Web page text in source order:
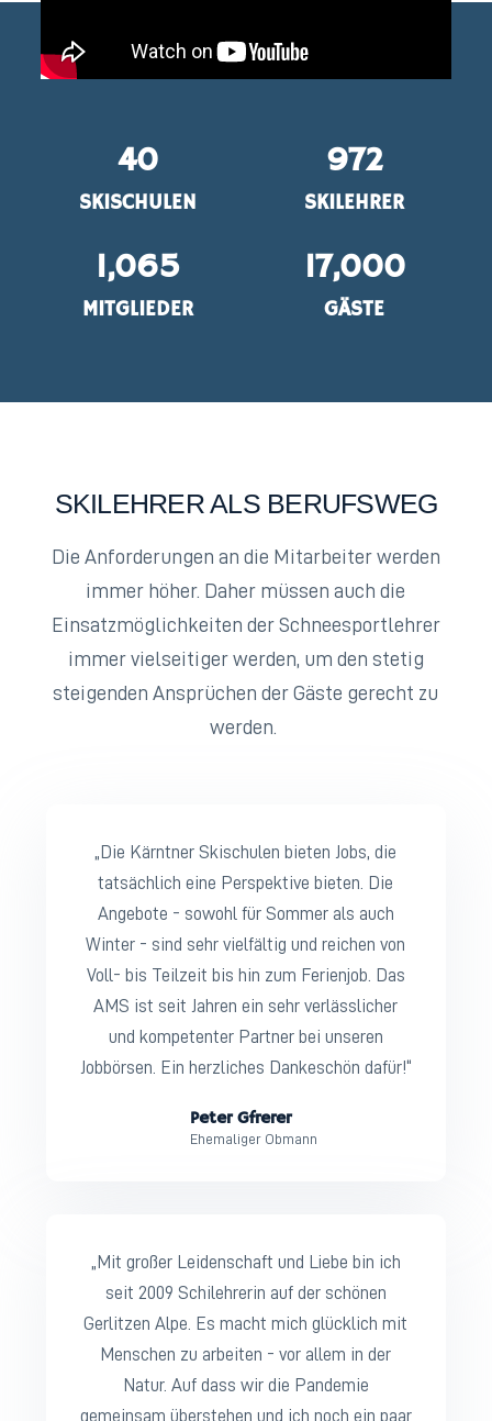
40
SKISCHULEN
972
SKILEHRER
1,065
MITGLIEDER
17,000
GÄSTE
SKILEHRER ALS BERUFSWEG
Die Anforderungen an die Mitarbeiter werden
immer höher. Daher müssen auch die
Einsatzmöglichkeiten der Schneesportlehrer
immer vielseitiger werden, um den stetig
steigenden Ansprüchen der Gäste gerecht zu
werden.
„Die Kärntner Skischulen bieten Jobs, die
tatsächlich eine Perspektive bieten. Die
Angebote - sowohl für Sommer als auch
Winter - sind sehr vielfältig und reichen von
Voll- bis Teilzeit bis hin zum Ferienjob. Das
AMS ist seit Jahren ein sehr verlässlicher
und kompetenter Partner bei unseren
Jobbörsen. Ein herzliches Dankeschön dafür!“
Peter Gfrerer
Ehemaliger Obmann
„Mit großer Leidenschaft und Liebe bin ich
seit 2009 Schilehrerin auf der schönen
Gerlitzen Alpe. Es macht mich glücklich mit
Menschen zu arbeiten - vor allem in der
Natur. Auf dass wir die Pandemie
gemeinsam überstehen und ich noch ein paar